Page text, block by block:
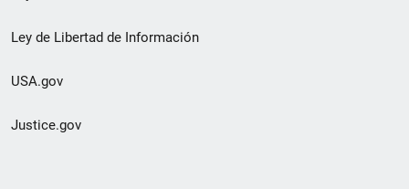
Ley de Libertad de Información
USA.gov
Justice.gov